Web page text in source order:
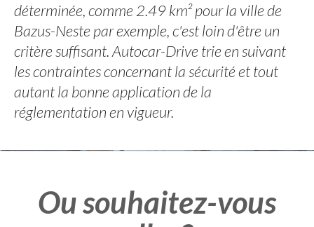
déterminée, comme 2.49 km² pour la ville de
Bazus-Neste par exemple, c'est loin d'être un
critère suffisant. Autocar-Drive trie en suivant
les contraintes concernant la sécurité et tout
autant la bonne application de la
réglementation en vigueur.
Ou souhaitez-vous